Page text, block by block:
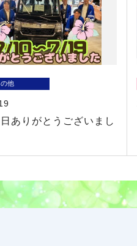
他
ありがとうございまし